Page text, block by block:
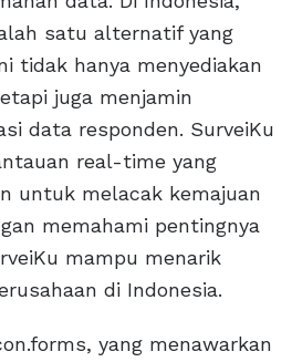
satu alternatif yang
tidak hanya menyediakan
juga menjamin
data responden. SurveiKu
real-time yang
untuk melacak kemajuan
memahami pentingnya
mampu menarik
di Indonesia.
yang menawarkan